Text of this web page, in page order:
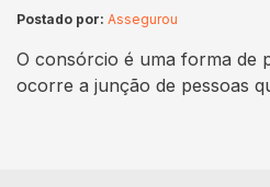
Postado por: Assegurou
O consórcio é uma forma de
ocorre a junção de pessoas